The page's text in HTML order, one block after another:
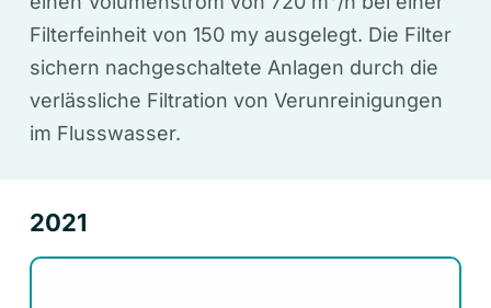
Filterfeinheit von 150 my ausgelegt. Die Filter
sichern nachgeschaltete Anlagen durch die
verlässliche Filtration von Verunreinigungen
im Flusswasser.
2021